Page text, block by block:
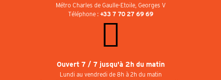
Métro Charles de Gaulle-Etoile, Georges V
Téléphone : +33 7 70 27 69 69
Ouvert 7 / 7 jusqu'à 2h du matin
Lundi au vendredi de 8h à 2h du matin